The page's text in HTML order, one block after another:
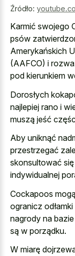
Źródło:
Karmić swojego
psów
Amerykańskich
(AAFCO) i
pod kierunkiem
Dorosłych
najlepiej rano i
muszą jeść
Aby uniknąć
przestrzegać
skonsultować
indywidualnej
Cockapoos
ogranicz
nagrody na
są w porządku.
W miarę